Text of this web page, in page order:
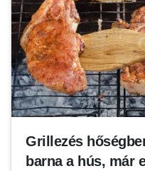
Grillezés
barna a hús, már